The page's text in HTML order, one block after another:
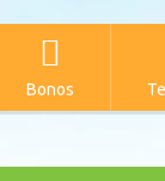
Bonos